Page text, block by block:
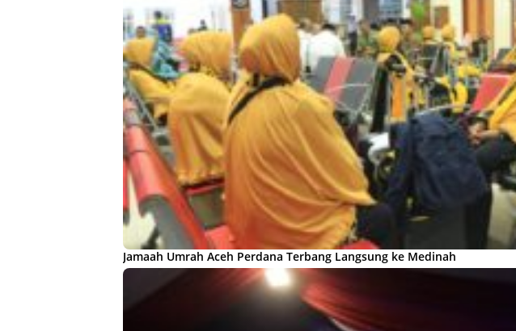
Jamaah Umrah Aceh Perdana Terbang Langsung ke Medinah